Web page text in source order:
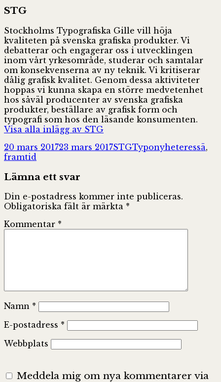
STG
Stockholms Typografiska Gille vill höja
kvaliteten på svenska grafiska produkter. Vi
debatterar och engagerar oss i utvecklingen
inom vårt yrkesområde, studerar och samtalar
om konsekvenserna av ny teknik. Vi kritiserar
dålig grafisk kvalitet. Genom dessa aktiviteter
hoppas vi kunna skapa en större medvetenhet
hos såväl producenter av svenska grafiska
produkter, beställare av grafisk form och
typografi som hos den läsande konsumenten.
Visa alla inlägg av STG
Postat
20 mars 201723 mars 2017Författare
STGKategorier
TyponyheterTaggar
essä,
framtid
Lämna ett svar
Din e-postadress kommer inte publiceras.
Obligatoriska fält är märkta *
Kommentar *
Namn *
E-postadress *
Webbplats
Meddela mig om nya kommentarer via